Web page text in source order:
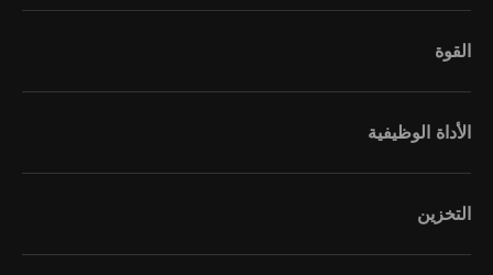
القوة
الأداة الوظيفية
التخزين